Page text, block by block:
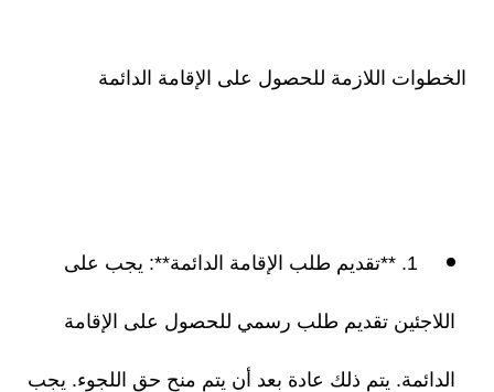
الخطوات اللازمة للحصول على الإقامة الدائمة
1. **تقديم طلب الإقامة الدائمة**: يجب على
اللاجئين تقديم طلب رسمي للحصول على الإقامة
الدائمة. يتم ذلك عادة بعد أن يتم منح حق اللجوء. يجب